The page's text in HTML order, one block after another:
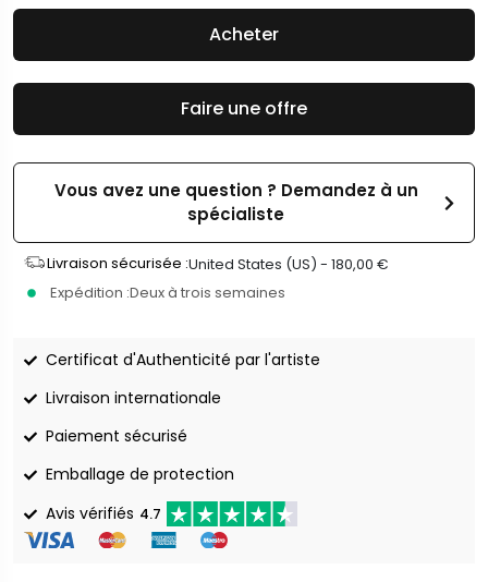
Faire une offre
Vous avez une question ? Demandez à un
spécialiste
Livraison sécurisée :United States (US) - 180,00 €
Expédition :Deux à trois semaines
Certificat d'Authenticité par l'artiste
Livraison internationale
Paiement sécurisé
Emballage de protection
Avis vérifiés 4.7
Acheter